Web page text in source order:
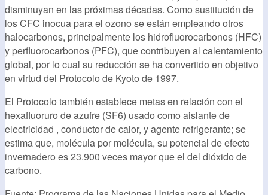
disminuyan en las próximas décadas. Como sustitución de
los CFC inocua para el ozono se están empleando otros
halocarbonos, principalmente los hidrofluorocarbonos (HFC)
y perfluorocarbonos (PFC), que contribuyen al calentamiento
global, por lo cual su reducción se ha convertido en objetivo
en virtud del Protocolo de Kyoto de 1997.
El Protocolo también establece metas en relación con el
hexafluoruro de azufre (SF6) usado como aislante de
electricidad , conductor de calor, y agente refrigerante; se
estima que, molécula por molécula, su potencial de efecto
invernadero es 23.900 veces mayor que el del dióxido de
carbono.